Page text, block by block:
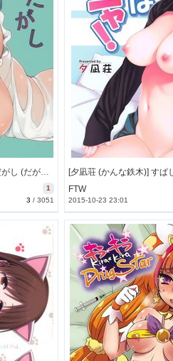
[百々ふぐり (しんどう)] ボスのだがし (だがしかし) [154M]
1
3 / 3051
FTW
2015-10-23 23:01